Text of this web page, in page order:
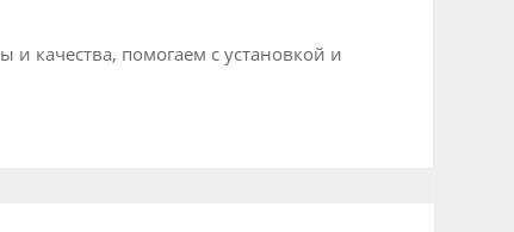
качества, помогаем с установкой и